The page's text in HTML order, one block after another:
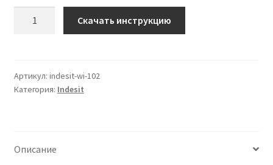
Indesit
WI-
языке
Скачать инструкцию
Артикул: indesit-wi-102
Категория: Indesit
Описание